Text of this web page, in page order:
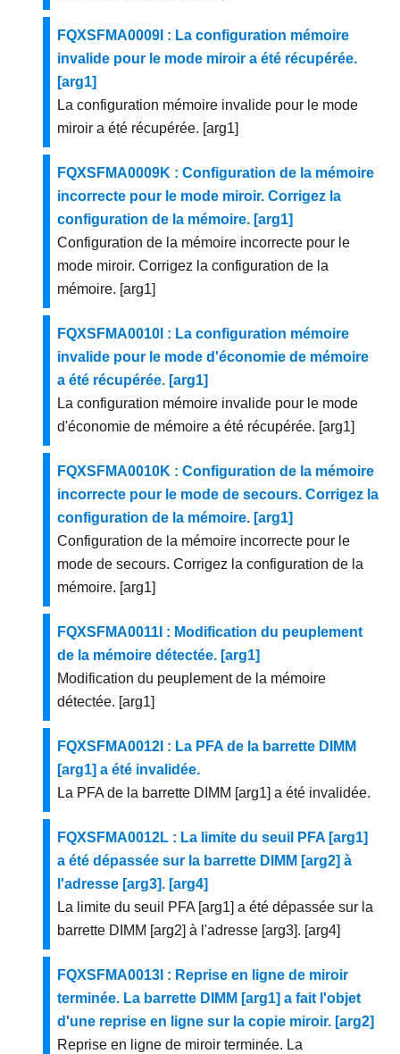
FQXSFMA0009I : La configuration mémoire
invalide pour le mode miroir a été récupérée.
[arg1]
La configuration mémoire invalide pour le mode
miroir a été récupérée. [arg1]
FQXSFMA0009K : Configuration de la mémoire
incorrecte pour le mode miroir. Corrigez la
configuration de la mémoire. [arg1]
Configuration de la mémoire incorrecte pour le
mode miroir. Corrigez la configuration de la
mémoire. [arg1]
FQXSFMA0010I : La configuration mémoire
invalide pour le mode d'économie de mémoire
a été récupérée. [arg1]
La configuration mémoire invalide pour le mode
d'économie de mémoire a été récupérée. [arg1]
FQXSFMA0010K : Configuration de la mémoire
incorrecte pour le mode de secours. Corrigez la
configuration de la mémoire. [arg1]
Configuration de la mémoire incorrecte pour le
mode de secours. Corrigez la configuration de la
mémoire. [arg1]
FQXSFMA0011I : Modification du peuplement
de la mémoire détectée. [arg1]
Modification du peuplement de la mémoire
détectée. [arg1]
FQXSFMA0012I : La PFA de la barrette DIMM
[arg1] a été invalidée.
La PFA de la barrette DIMM [arg1] a été invalidée.
FQXSFMA0012L : La limite du seuil PFA [arg1]
a été dépassée sur la barrette DIMM [arg2] à
l'adresse [arg3]. [arg4]
La limite du seuil PFA [arg1] a été dépassée sur la
barrette DIMM [arg2] à l'adresse [arg3]. [arg4]
FQXSFMA0013I : Reprise en ligne de miroir
terminée. La barrette DIMM [arg1] a fait l'objet
d'une reprise en ligne sur la copie miroir. [arg2]
Reprise en ligne de miroir terminée. La